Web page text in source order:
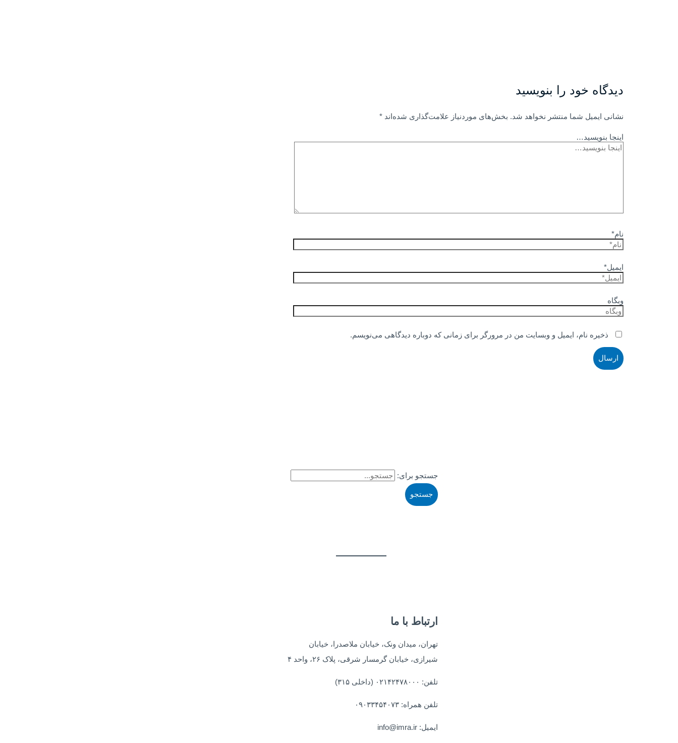
دیدگاه‌ خود را بنویسید
نشانی ایمیل شما منتشر نخواهد شد. بخش‌های موردنیاز علامت‌گذاری شده‌اند*
اینجا بنویسید…
نام*
ایمیل*
وبگاه
ذخیره نام، ایمیل و وبسایت من در مرورگر برای زمانی که دوباره دیدگاهی می‌نویسم.
جستجو برای:
ارتباط با ما
تهران، میدان ونک، خیابان ملاصدرا، خیابان
شیرازی، خیابان گرمسار شرقی، پلاک ۲۶، واحد ۴
تلفن: ۰۲۱۴۲۴۷۸۰۰۰ (داخلی ۳۱۵)
تلفن همراه: ۰۹۰۳۳۴۵۴۰۷۳
ایمیل: info@imra.ir